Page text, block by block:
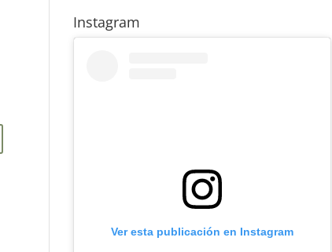
Instagram
Ver esta publicación en Instagram